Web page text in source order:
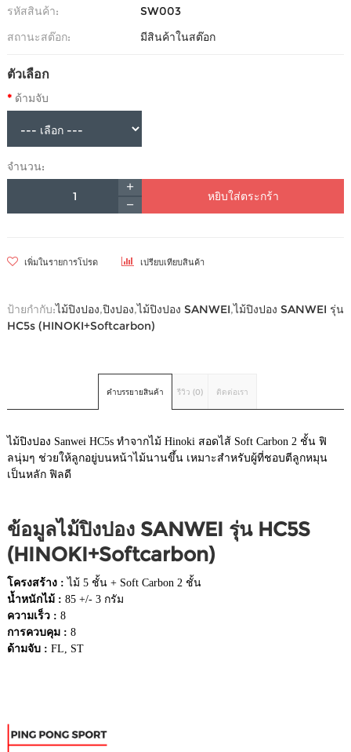
รหัสสินค้า:
SW003
สถานะสต๊อก:
มีสินค้าในสต๊อก
ตัวเลือก
ด้ามจับ
จำนวน:
หยิบใส่ตระกร้า
เพิ่มในรายการโปรด เปรียบเทียบสินค้า
ป้ายกำกับ:ไม้ปิงปอง,ปิงปอง,ไม้ปิงปอง SANWEI,ไม้ปิงปอง SANWEI รุ่น
HC5s (HINOKI+Softcarbon)
คำบรรยายสินค้า รีวิว (0) ติดต่อเรา
ไม้ปิงปอง Sanwei HC5s ทำจากไม้ Hinoki สอดไส้ Soft Carbon 2 ชั้น ฟิ
ลนุ่มๆ ช่วยให้ลูกอยู่บนหน้าไม้นานขึ้น เหมาะสำหรับผู้ที่ชอบตีลูกหมุน
เป็นหลัก ฟิลดี
ข้อมูลไม้ปิงปอง SANWEI รุ่น HC5S
(HINOKI+Softcarbon)
โครงสร้าง : ไม้ 5 ชั้น + Soft Carbon 2 ชั้น
น้ำหนักไม้ : 85 +/- 3 กรัม
ความเร็ว : 8
การควบคุม : 8
ด้ามจับ : FL, ST